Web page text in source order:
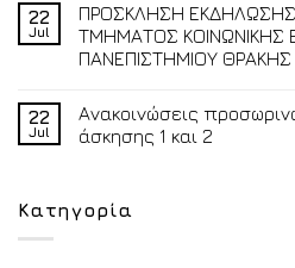
22
Jul
ΠΡΟΣΚΛΗΣΗ
ΤΜΗΜΑΤΟΣ ΚΟΙΝΩΝΙΚΗΣ
ΠΑΝΕΠΙΣΤΗΜΙΟΥ ΘΡΑΚΗΣ
22
Jul
Ανακοινώσεις
άσκησης 1 και 2
Κατηγορία